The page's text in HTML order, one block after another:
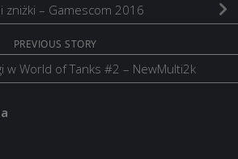
zniżki – Gamescom 2016
PREVIOUS STORY
w World of Tanks #2 – NewMulti2k